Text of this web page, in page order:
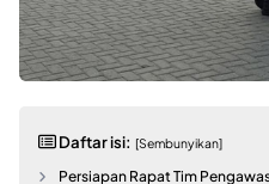
Daftar isi: [Sembunyikan]
Persiapan Rapat Tim